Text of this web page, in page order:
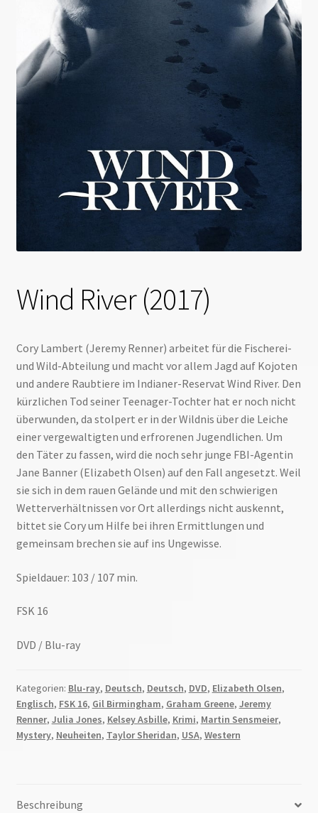
Wind River (2017)
Cory Lambert (Jeremy Renner) arbeitet für die Fischerei-
und Wild-Abteilung und macht vor allem Jagd auf Kojoten
und andere Raubtiere im Indianer-Reservat Wind River. Den
kürzlichen Tod seiner Teenager-Tochter hat er noch nicht
überwunden, da stolpert er in der Wildnis über die Leiche
einer vergewaltigten und erfrorenen Jugendlichen. Um
den Täter zu fassen, wird die noch sehr junge FBI-Agentin
Jane Banner (Elizabeth Olsen) auf den Fall angesetzt. Weil
sie sich in dem rauen Gelände und mit den schwierigen
Wetterverhältnissen vor Ort allerdings nicht auskennt,
bittet sie Cory um Hilfe bei ihren Ermittlungen und
gemeinsam brechen sie auf ins Ungewisse.
Spieldauer: 103 / 107 min.
FSK 16
DVD / Blu-ray
Kategorien: Blu-ray, Deutsch, Deutsch, DVD, Elizabeth Olsen,
Englisch, FSK 16, Gil Birmingham, Graham Greene, Jeremy
Renner, Julia Jones, Kelsey Asbille, Krimi, Martin Sensmeier,
Mystery, Neuheiten, Taylor Sheridan, USA, Western
Beschreibung